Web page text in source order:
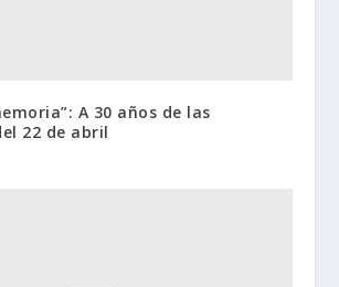
A 30 años de las
22 de abril